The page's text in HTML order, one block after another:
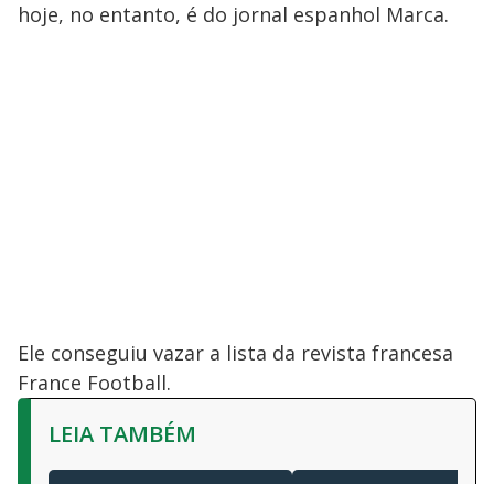
hoje, no entanto, é do jornal espanhol Marca.
Ele conseguiu vazar a lista da revista francesa
France Football.
LEIA TAMBÉM